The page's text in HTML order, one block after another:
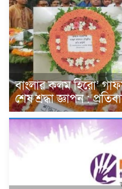
বাংলার কলম হিরো’
শেষ শ্রদ্ধা জ্ঞাপন :